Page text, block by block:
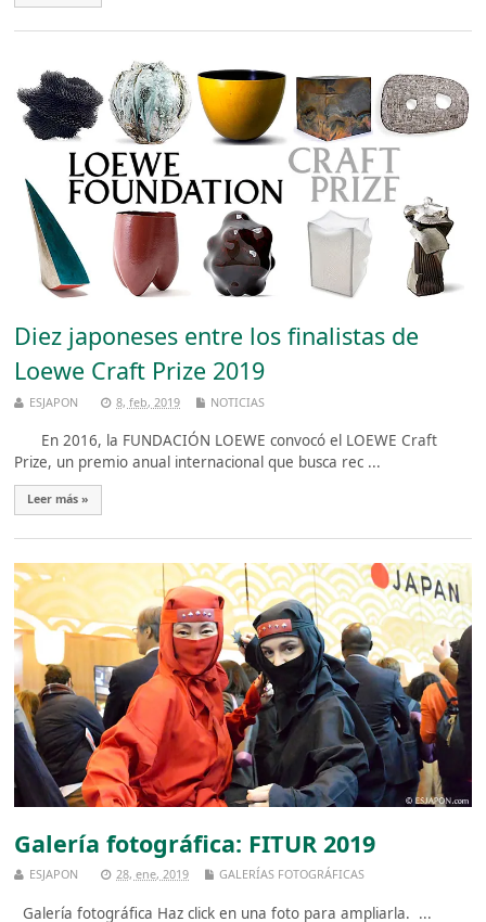
Diez japoneses entre los finalistas de
Loewe Craft Prize 2019
ESJAPON 8, feb, 2019 NOTICIAS
En 2016, la FUNDACIÓN LOEWE convocó el LOEWE Craft
Prize, un premio anual internacional que busca rec ...
Leer más »
Galería fotográfica: FITUR 2019
ESJAPON 28, ene, 2019 GALERÍAS FOTOGRÁFICAS
Galería fotográfica Haz click en una foto para ampliarla. ...